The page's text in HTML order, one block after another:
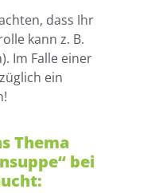
dass Ihr
kann z. B.
Im Falle einer
ein
Thema
bei